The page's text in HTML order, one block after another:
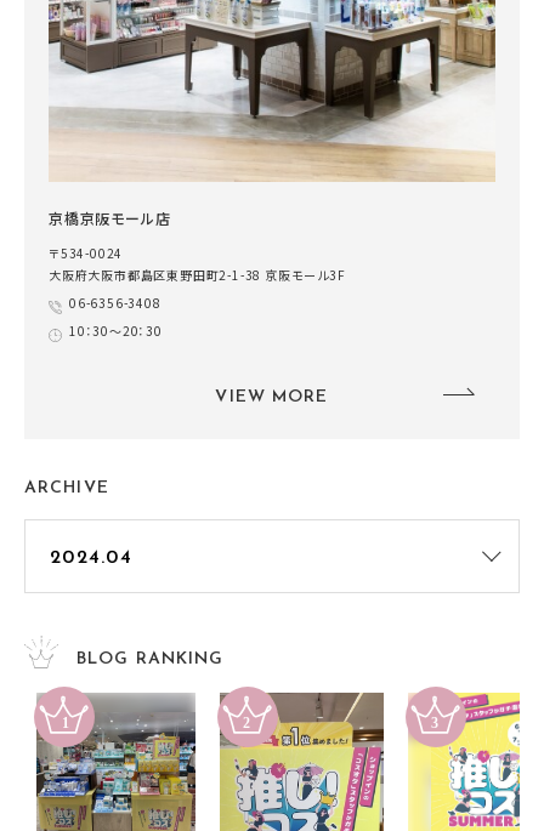
京橋京阪モール店
〒534-0024
大阪府大阪市都島区東野田町2-1-38 京阪モール3F
06-6356-3408
10：30～20：30
VIEW MORE
ARCHIVE
BLOG RANKING